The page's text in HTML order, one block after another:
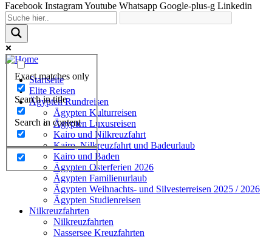
Facebook InstagramYoutube Whatsapp Google-plus-g Linkedin
Exact matches only
Search in title
Search in content
Startseite
Elite Reisen
Ägypten Rundreisen
Ägypten Kulturreisen
Ägypten Luxusreisen
Kairo und Nilkreuzfahrt
Kairo, Nilkreuzfahrt und Badeurlaub
Kairo und Baden
Ägypten Osterferien 2026
Ägypten Familienurlaub
Ägypten Weihnachts- und Silvesterreisen 2025 / 2026
Ägypten Studienreisen
Nilkreuzfahrten
Nilkreuzfahrten
Nassersee Kreuzfahrten